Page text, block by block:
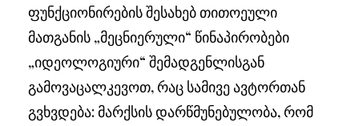
ფუნქციონირების შესახებ თითოეული
მათგანის „მეცნიერული“ წინაპირობები
„იდეოლოგიური“ შემადგენლისგან
გამოვაცალკევოთ, რაც სამივე ავტორთან
გვხვდება: მარქსის დარწმუნებულობა, რომ